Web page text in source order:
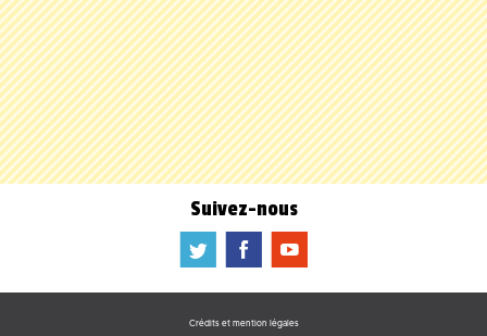
Suivez-nous
a b f
Crédits et mention légales